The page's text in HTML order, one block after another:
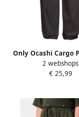
Only Ocashi Cargo
Noos Raven |
Zwart Dames
2 webshops
€ 25,99